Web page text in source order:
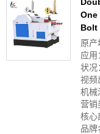
One
Bolt
原产
应用
状况
视频
机械
营销
核心
品牌